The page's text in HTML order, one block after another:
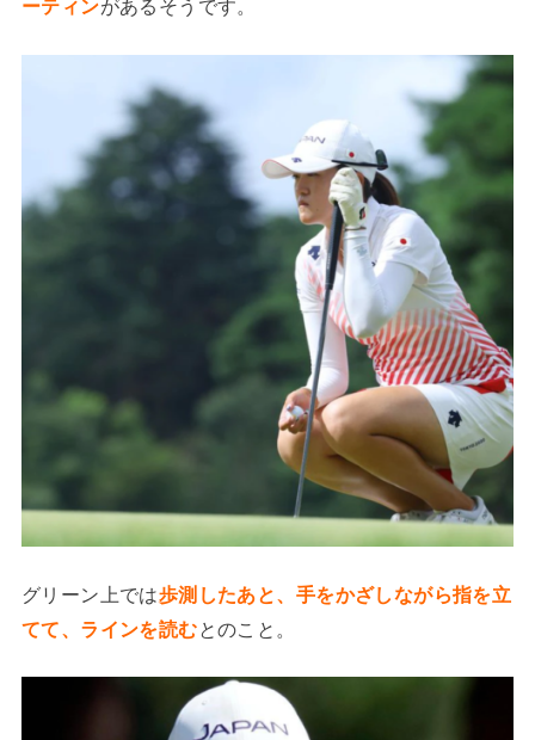
グリーン上では歩測したあと、手をかざしながら指を立
てて、ラインを読むとのこと。